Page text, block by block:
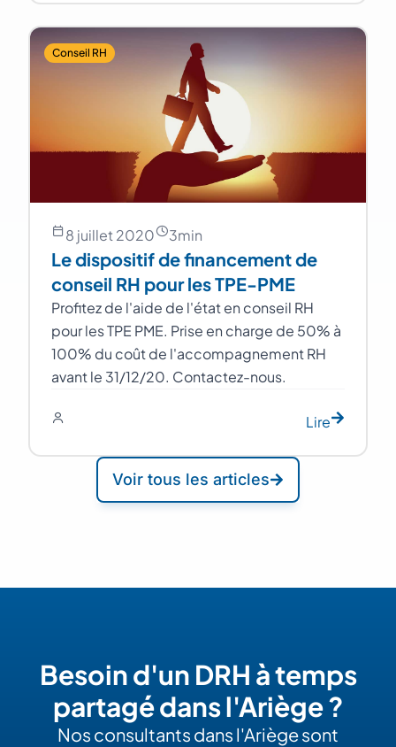
Conseil RH
8 juillet 2020 3min
Le dispositif de financement de
conseil RH pour les TPE-PME
Profitez de l'aide de l'état en conseil RH
pour les TPE PME. Prise en charge de 50% à
100% du coût de l'accompagnement RH
avant le 31/12/20. Contactez-nous.
Lire
Voir tous les articles
Besoin d'un DRH à temps
partagé dans l'Ariège ?
Nos consultants dans l'Ariège sont